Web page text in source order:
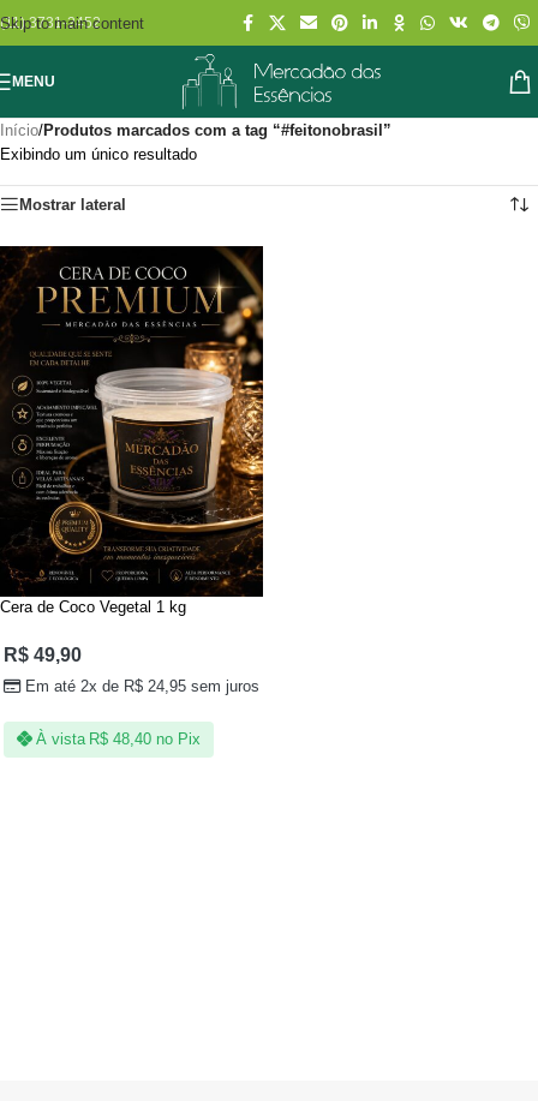
Skip to main content
(11) 3731-2452
MENU
Início/Produtos marcados com a tag “#feitonobrasil”
Exibindo um único resultado
Mostrar lateral
Cera de Coco Vegetal 1 kg
R$49,90
Em até 2x de R$ 24,95 sem juros
À vista R$ 48,40 no Pix